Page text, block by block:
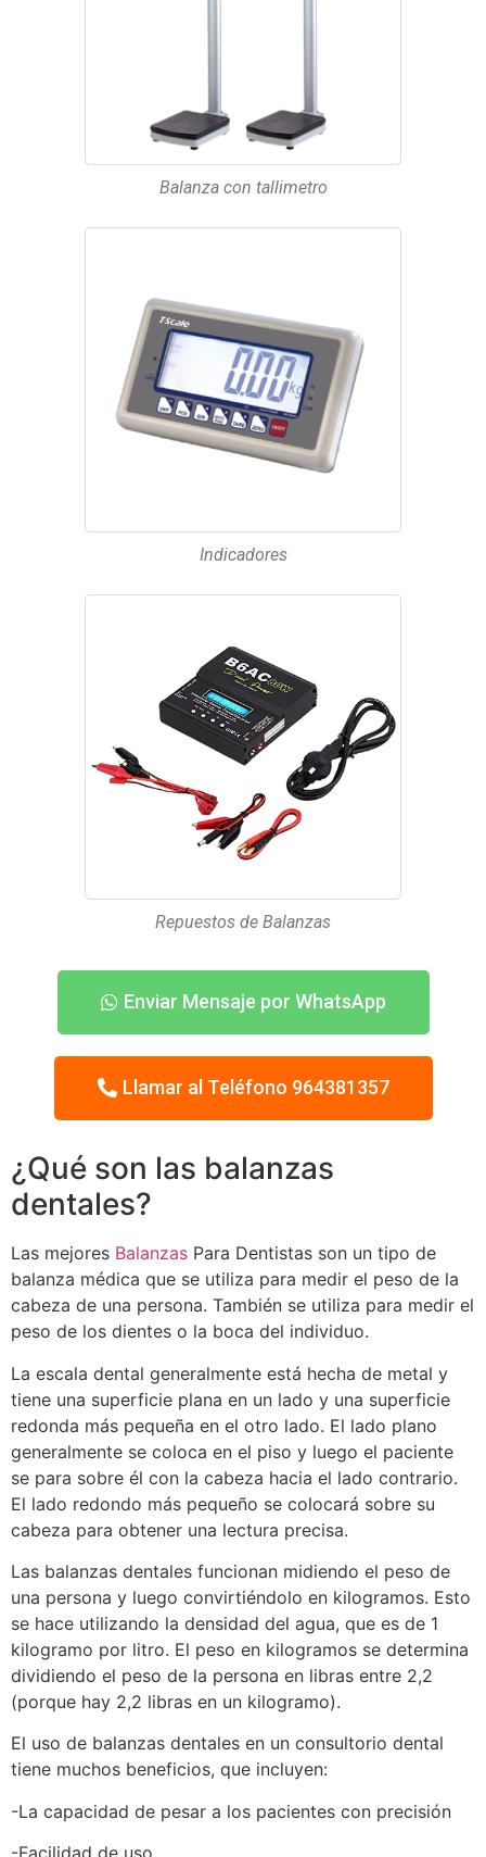
Balanza con tallimetro
Indicadores
Repuestos de Balanzas
Enviar Mensaje por WhatsApp
Llamar al Teléfono 964381357
¿Qué son las balanzas
dentales?
Las mejores Balanzas Para Dentistas son un tipo de
balanza médica que se utiliza para medir el peso de la
cabeza de una persona. También se utiliza para medir el
peso de los dientes o la boca del individuo.
La escala dental generalmente está hecha de metal y
tiene una superficie plana en un lado y una superficie
redonda más pequeña en el otro lado. El lado plano
generalmente se coloca en el piso y luego el paciente
se para sobre él con la cabeza hacia el lado contrario.
El lado redondo más pequeño se colocará sobre su
cabeza para obtener una lectura precisa.
Las balanzas dentales funcionan midiendo el peso de
una persona y luego convirtiéndolo en kilogramos. Esto
se hace utilizando la densidad del agua, que es de 1
kilogramo por litro. El peso en kilogramos se determina
dividiendo el peso de la persona en libras entre 2,2
(porque hay 2,2 libras en un kilogramo).
El uso de balanzas dentales en un consultorio dental
tiene muchos beneficios, que incluyen:
-La capacidad de pesar a los pacientes con precisión